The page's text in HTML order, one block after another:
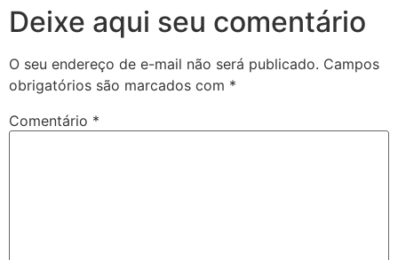
Deixe aqui seu comentário
O seu endereço de e-mail não será publicado. Campos
obrigatórios são marcados com *
Comentário *